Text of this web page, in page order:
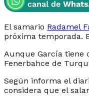
El samario Radamel
próxima temporada.
Aunque García tiene
Fenerbahce de
Según informa el
considera que el